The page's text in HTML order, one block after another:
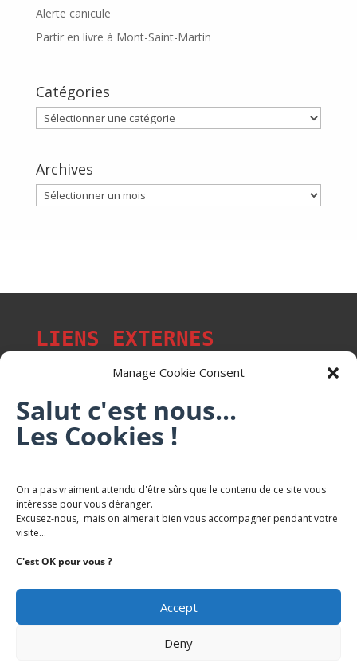
Manage Cookie Consent
Salut c'est nous...
Les Cookies !
On a pas vraiment attendu d'être sûrs que le contenu de ce site vous
intéresse pour vous déranger.
Excusez-nous, mais on aimerait bien vous accompagner pendant votre
visite...
C'est OK pour vous ?
Accept
Deny
Alerte canicule
Partir en livre à Mont-Saint-Martin
Catégories
Catégories
Archives
Archives
LIENS EXTERNES
Les p'tits citoyens de Mont-Saint-Martin
Trail Saintmartinois Daniel FEITE
Karaté Mont Saint Martin